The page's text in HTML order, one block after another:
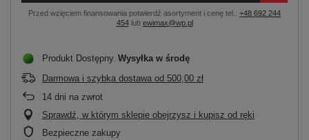
Przed wzięciem finansowania potwierdź asortyment i cenę tel.: +48 692 244
454lub ewimax@wp.pl
Produkt Dostępny Wysyłka w środę
Darmowa i szybka dostawa od 500,00 zł
14 dni na zwrot
Sprawdź, w którym sklepie obejrzysz i kupisz od ręki
Bezpieczne zakupy